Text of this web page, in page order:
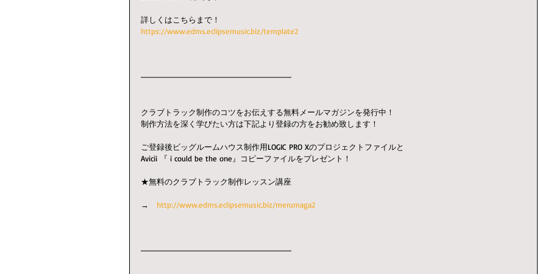
詳しくはこちらまで！
https://www.edms.eclipsemusic.biz/template2
━━━━━━━━━━━━━━━━━━━
クラブトラック制作のコツをお伝えする無料メールマガジンを発行中！
制作方法を深く学びたい方は下記より登録の方をお勧め致します！
ご登録後ビッグルームハウス制作用LOGIC PRO Xのプロジェクトファイルと
Avicii 『 i could be the one』コピーファイルをプレゼント！
★無料のクラブトラック制作レッスン講座
→ http://www.edms.eclipsemusic.biz/merumaga2
━━━━━━━━━━━━━━━━━━━